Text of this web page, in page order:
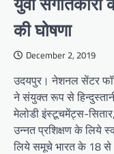
की घोषणा
December 2, 2019
उदयपुर। नेशनल सेंटर फॉर
ने संयुक्त रूप से
मेलोडी इंस्टूचमेंट्स-सितार,
उन्नत प्रशिक्षण के लिये
लिये समूचे भारत के 18